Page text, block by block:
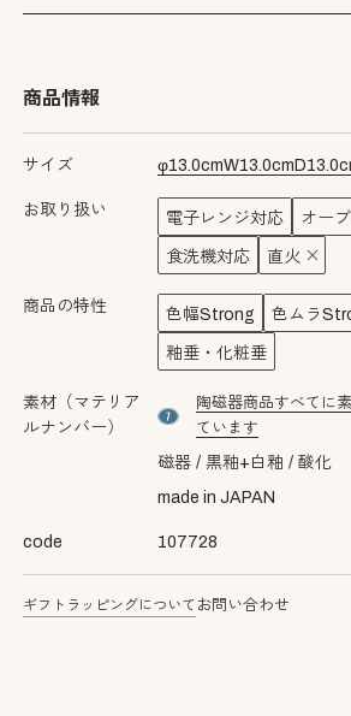
商品情報
サイズ φ13.0cmW13.0cm D13.0
お取り扱い 電子レンジ対応 オー
食洗機対応 直火
商品の特性 色幅Strong 色ムラ
釉垂・化粧垂
素材（マテリア
ルナンバー）
material number7
陶磁器商品すべてに
ています
磁器 黒釉+白釉
酸化
made in JAPAN
code 107728
ギフトラッピングについて お問い合わせ